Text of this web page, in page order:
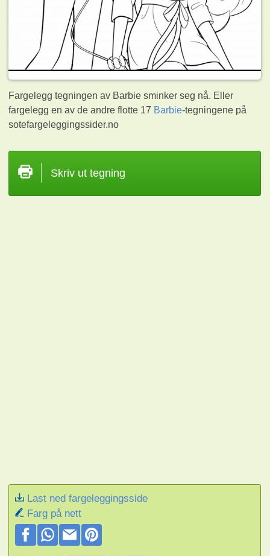
Fargelegg tegningen av Barbie sminker seg nå. Eller
fargelegg en av de andre flotte 17 Barbie-tegningene på
sotefargeleggingssider.no
Skriv ut tegning
Last ned fargeleggingsside
Farg på nett